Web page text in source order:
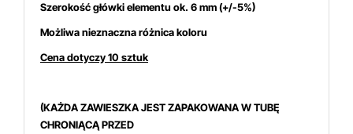
Szerokość główki elementu ok. 6 mm (+/-5%)
Możliwa nieznaczna różnica koloru
Cena dotyczy 10 sztuk
(KAŻDA ZAWIESZKA JEST ZAPAKOWANA W TUBĘ
CHRONIĄCĄ PRZED